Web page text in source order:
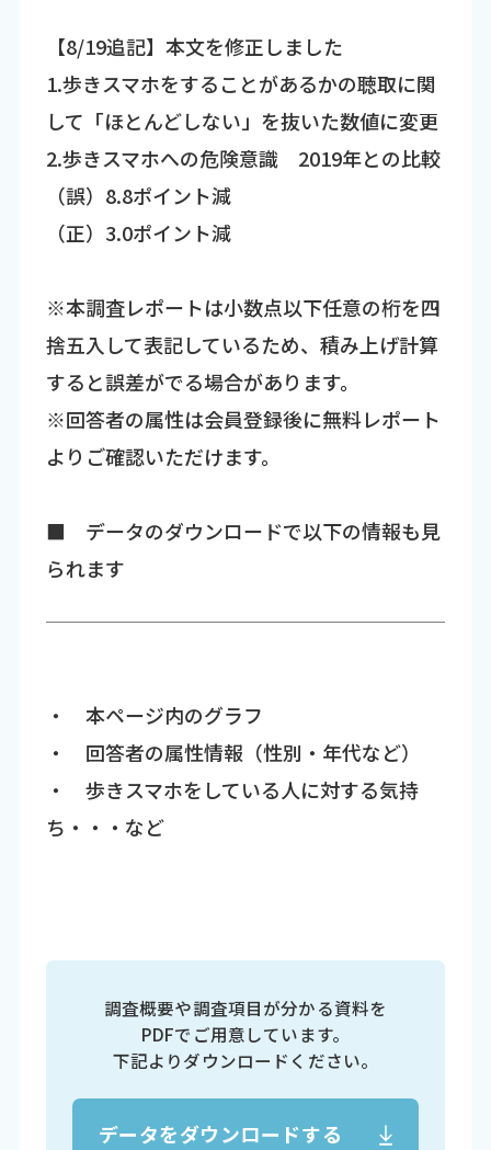
【8/19追記】本文を修正しました
1.歩きスマホをすることがあるかの聴取に関
して「ほとんどしない」を抜いた数値に変更
2.歩きスマホへの危険意識 2019年との比較
（誤）8.8ポイント減
（正）3.0ポイント減
※本調査レポートは小数点以下任意の桁を四
捨五入して表記しているため、積み上げ計算
すると誤差がでる場合があります。
※回答者の属性は会員登録後に無料レポート
よりご確認いただけます。
■ データのダウンロードで以下の情報も見
られます
・ 本ページ内のグラフ
・ 回答者の属性情報（性別・年代など）
・ 歩きスマホをしている人に対する気持
ち・・・など
調査概要や調査項目が分かる資料を
PDFでご用意しています。
下記よりダウンロードください。
データをダウンロードする